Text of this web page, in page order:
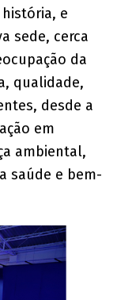
e
sede, cerca
da
qualidade,
desde a
em
ambiental,
saúde e bem-